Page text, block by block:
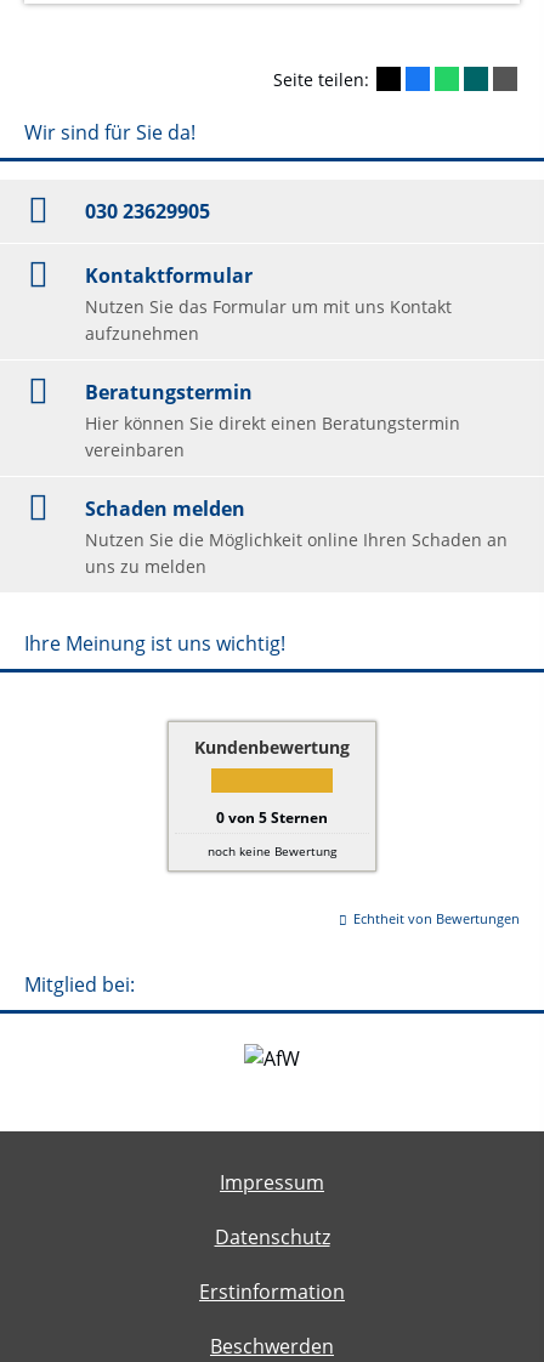
Seite teilen:
Wir sind für Sie da!
030 23629905
Kontaktformular
Nutzen Sie das Formular um mit uns Kontakt
aufzunehmen
Beratungstermin
Hier können Sie direkt einen Beratungstermin
vereinbaren
Schaden melden
Nutzen Sie die Möglichkeit online Ihren Schaden an
uns zu melden
Ihre Meinung ist uns wichtig!
Kundenbewertung
0von 5Sternen
noch keine Bewertung
Echtheit von Bewertungen
Mitglied bei:
Impressum
Datenschutz
Erstinformation
Beschwerden